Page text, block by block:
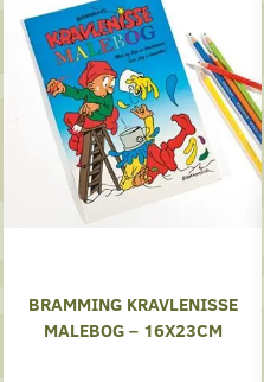
BRAMMING KRAVLENISSE
MALEBOG – 16X23CM